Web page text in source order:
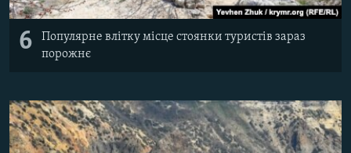
6
Популярне влітку місце стоянки туристів зараз
порожнє